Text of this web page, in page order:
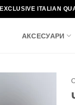
EXCLUSIVE ITALIAN
АКСЕСУАРИ